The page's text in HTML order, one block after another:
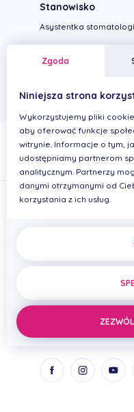
Stanowisko
Asystentka
Wykonywane
ul. Zenitowa 15
Zgoda
Niniejsza strona
Wykorzystujemy pliki
aby oferować funkcje
witrynie. Informacje o tym,
udostępniamy partnerom
analitycznym. Partnerzy
danymi otrzymanymi od
korzystania z ich usług.